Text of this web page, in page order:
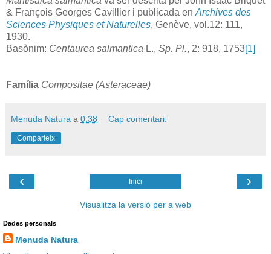
& François Georges Cavillier i publicada enArchives des
Sciences Physiques et Naturelles, Genève, vol.12: 111,
1930.
Basònim: Centaurea salmantica L., Sp. Pl., 2: 918, 1753 [1]
Família Compositae (Asteraceae)
Menuda Natura a 0:38 Cap comentari:
Comparteix
‹ ›
Inici
Visualitza la versió per a web
Dades personals
Menuda Natura